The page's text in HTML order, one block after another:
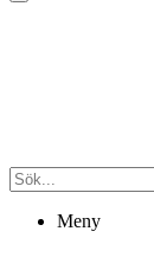
Meny